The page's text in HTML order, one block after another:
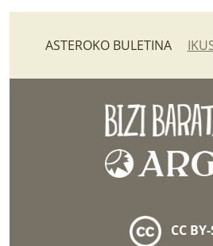
ASTEROKO BULETINA
CC